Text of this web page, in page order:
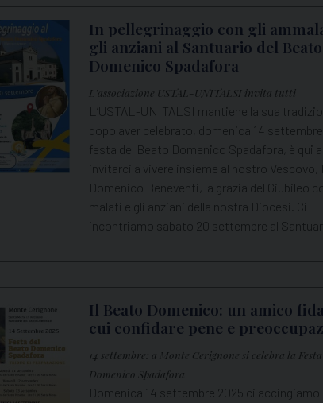
In pellegrinaggio con gli
gli anziani al Santuario del Beato
Domenico Spadafora
L'associazione USTAL-UNITALSI invita tutti
L’USTAL-UNITALSI mantiene la sua
dopo aver celebrato, domenica 14
festa del Beato Domenico Spadafora, è qui
invitarci a vivere insieme al nostro Vescovo,
Domenico Beneventi, la grazia del Giubileo
malati e gli anziani della nostra Diocesi. Ci
incontriamo sabato 20 settembre al
Il Beato Domenico: un amico
cui confidare pene e
14 settembre: a Monte Cerignone si celebra la
Domenico Spadafora
Domenica 14 settembre 2025 ci accingiamo